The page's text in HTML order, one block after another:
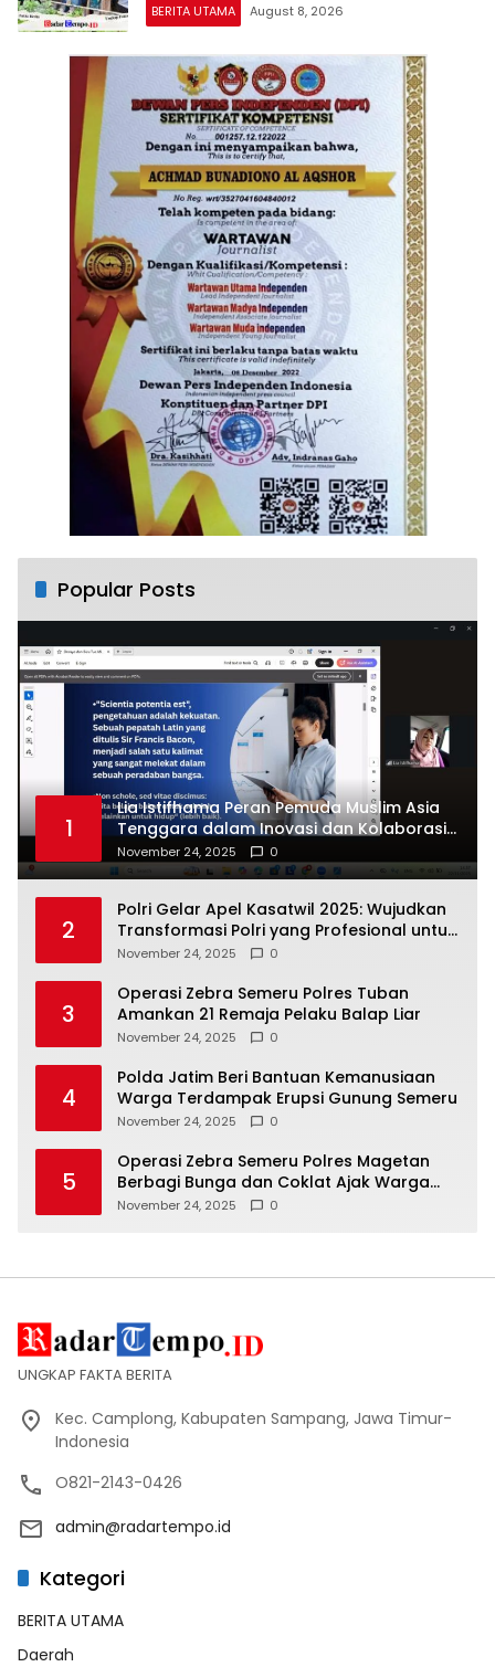
BERITA UTAMA August 8, 2026
Popular Posts
1
Lia Istifhama Peran Pemuda Muslim Asia
Tenggara dalam Inovasi dan Kolaborasi
Internasional
November 24, 2025 0
2
Polri Gelar Apel Kasatwil 2025: Wujudkan
Transformasi Polri yang Profesional untuk
Masyarakat
November 24, 2025 0
3
Operasi Zebra Semeru Polres Tuban
Amankan 21 Remaja Pelaku Balap Liar
November 24, 2025 0
4
Polda Jatim Beri Bantuan Kemanusiaan
Warga Terdampak Erupsi Gunung Semeru
November 24, 2025 0
5
Operasi Zebra Semeru Polres Magetan
Berbagi Bunga dan Coklat Ajak Warga
Tertib Lalin
November 24, 2025 0
UNGKAP FAKTA BERITA
Kec. Camplong, Kabupaten Sampang, Jawa Timur-
Indonesia
O821-2143-0426
admin@radartempo.id
Kategori
BERITA UTAMA
Daerah